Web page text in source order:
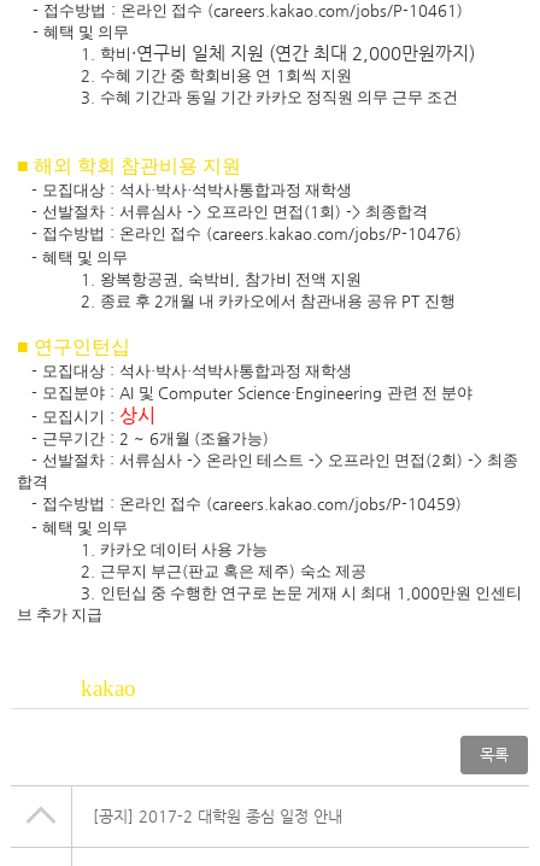
- 접수방법 : 온라인 접수 (careers.kakao.com/jobs/P-10461)
-혜택 및 의무
1. 학비 ·연구비 일체 지원 (연간 최대 2,000만원까지 )
2. 수혜 기간 중 학회비용 연 1 회씩 지원
3. 수혜 기간과 동일 기간 카카오 정직원 의무 근무 조건
■ 해외 학회 참관비용 지원
- 모집대상 : 석사·박사·석박사통합과정 재학생
- 선발절차 :서류심사 -> 오프라인 면접 (1 회) -> 최종합격
- 접수방법 : 온라인 접수 (careers.kakao.com/jobs/P-10476)
-혜택 및 의무
1. 왕복항공권 숙박비
참가비 전액 지원
2. 종료 후 2개월 내 카카오에서 참관내용 공유 PT 진행
■ 연구인턴십
- 모집대상 : 석사·박사·석박사통합과정 재학생
- 모집분야 : AI 및 Computer Science·Engineering 관련 전 분야
- 모집시기 : 상시
- 근무기간 : 2 ~ 6개월 (조율가능)
- 선발절차 :서류심사 -> 온라인 테스트 -> 오프라인 면접 (2회) -> 최종
합격
- 접수방법 : 온라인 접수 (careers.kakao.com/jobs/P-10459)
-혜택 및 의무
1. 카카오 데이터 사용 가능
2. 근무지 부근(판교 혹은 제주) 숙소 제공
3. 인턴십 중 수행한 연구로 논문 게재 시 최대 1,000만원 인센티
브 추가 지급
kakao
목록
[공지] 2017-2 대학원 종심 일정 안내